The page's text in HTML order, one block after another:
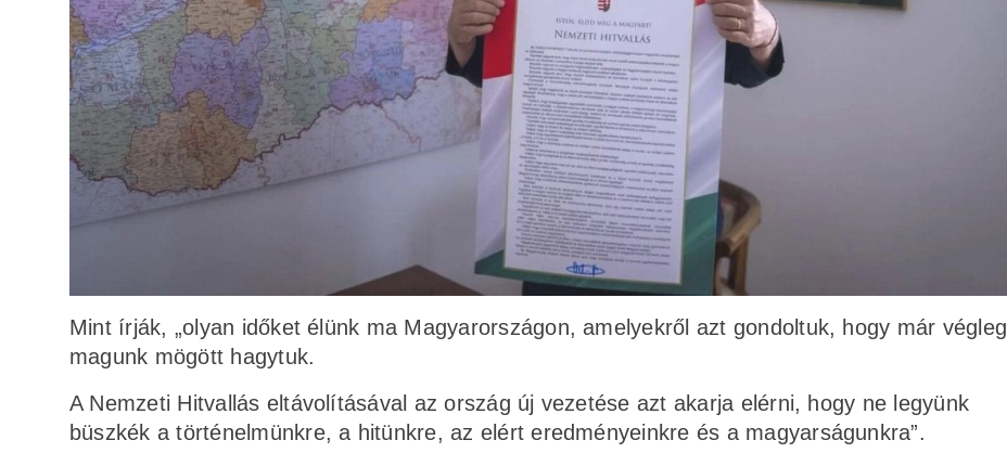
Mint írják, „olyan időket élünk ma Magyarországon, amelyekről azt gondoltuk, hogy már végleg
magunk mögött hagytuk.
A Nemzeti Hitvallás eltávolításával az ország új vezetése azt akarja elérni, hogy ne legyünk
büszkék a történelmünkre, a hitünkre, az elért eredményeinkre és a magyarságunkra”.